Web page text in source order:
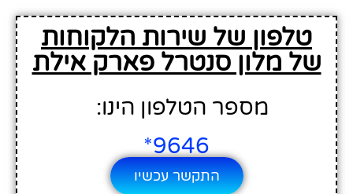
טלפון של שירות הלקוחות
של מלון סנטרל פארק אילת
מספר הטלפון הינו:
9646*
התקשר עכשיו